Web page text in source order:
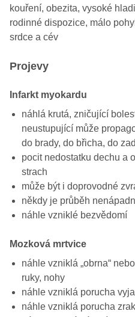
kouření, obezita, vysoké
rodinné dispozice, málo
srdce a cév
Projevy
Infarkt myokardu
náhlá krutá, zničující
neustupující může
do brady, do břicha, do zad
pocit nedostatku dechu a
strach
může být i doprovodné
někdy je průběh
náhle vzniklé bezvědomí
Mozková mrtvice
náhle vzniklá „obrna“
ruky, nohy
náhle vzniklá porucha
náhle vzniklá porucha